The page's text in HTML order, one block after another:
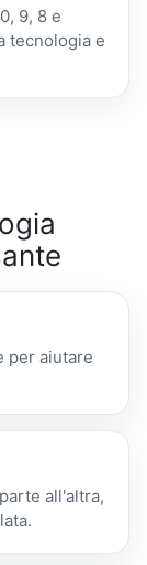
9, 8 e
tecnologia e
per aiutare
all'altra,